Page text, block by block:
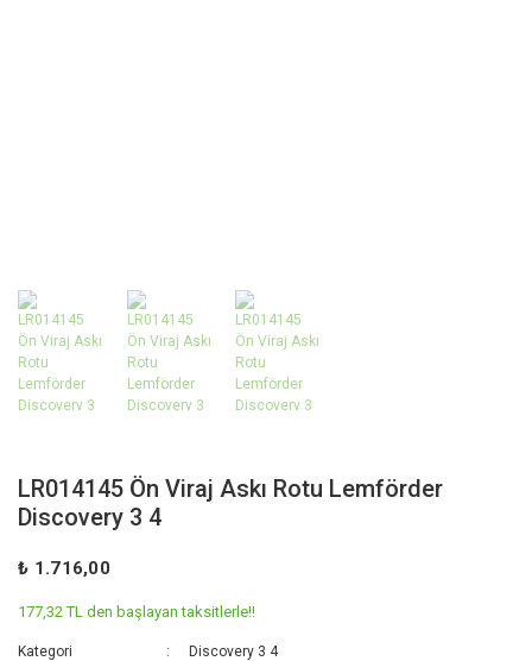
LR014145 Ön Viraj Askı Rotu Lemförder
Discovery 3 4
₺ 1.716,00
177,32 TL den başlayan taksitlerle!!
Kategori
Discovery 3 4